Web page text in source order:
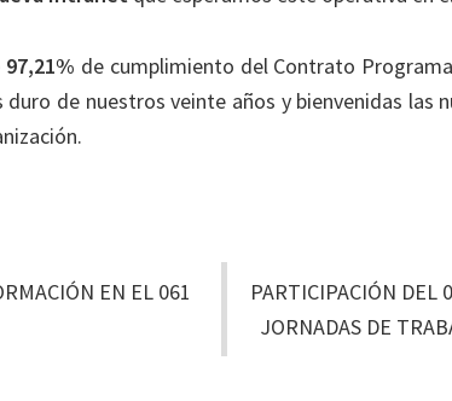
97,21% de cumplimiento del Contrato
de nuestros veinte años y bienvenidas las
EN EL 061
PARTICIPACIÓN DEL
JORNADAS DE